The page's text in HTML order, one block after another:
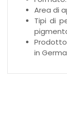
Area di
Tipi di
in